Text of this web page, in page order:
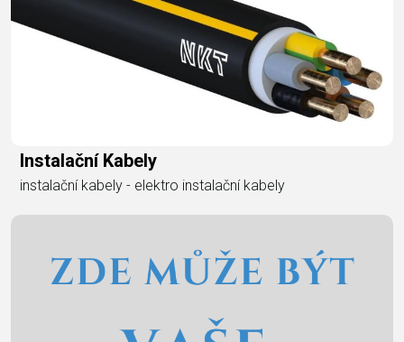
Instalační Kabely
instalační kabely - elektro instalační kabely